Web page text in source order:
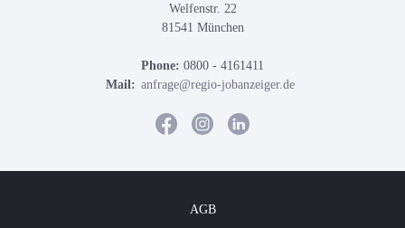
Welfenstr. 22
81541 München
Phone: 0800 - 4161411
Mail: anfrage@regio-jobanzeiger.de
AGB